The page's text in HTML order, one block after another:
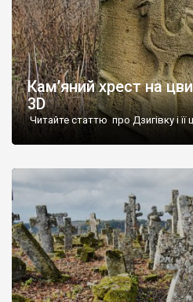
Кам’яний хрест на
3D
Читайте статтю про Дзигівку і її